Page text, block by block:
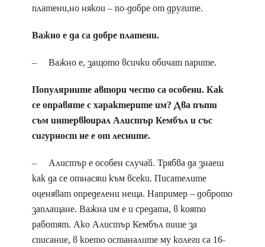
платени,но някои – по-добре от другите.
Важно е да са добре платени.
– Важно е, защото всички обичат парите.
Популярните автори често са особени. Как
се оправяте с характерите им? Два пъти
съм интервюирал Алистър Кембъл и със
сигурност не е от лесните.
– Алистър е особен случай. Трябва да знаеш
как да се отнасяш към всеки. Писателите
оценяват определени неща. Например – доброто
заплащане. Важна им е и средата, в която
работят. Ако Алистър Кембъл пише за
списание, в което останалите му колеги са 16-